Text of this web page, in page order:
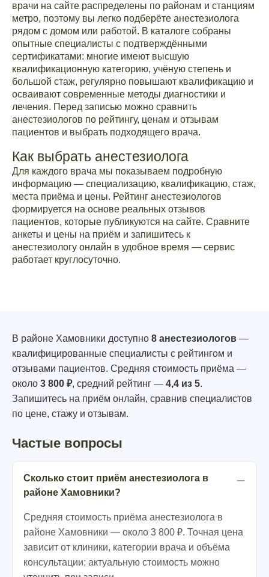
врачи на сайте распределены по районам и станциям
метро, поэтому вы легко подберёте анестезиолога
рядом с домом или работой. В каталоге собраны
опытные специалисты с подтверждёнными
сертификатами: многие имеют высшую
квалификационную категорию, учёную степень и
большой стаж, регулярно повышают квалификацию и
осваивают современные методы диагностики и
лечения. Перед записью можно сравнить
анестезиологов по рейтингу, ценам и отзывам
пациентов и выбрать подходящего врача.
Как выбрать анестезиолога
Для каждого врача мы показываем подробную
информацию — специализацию, квалификацию, стаж,
места приёма и цены. Рейтинг анестезиологов
формируется на основе реальных отзывов
пациентов, которые публикуются на сайте. Сравните
анкеты и цены на приём и запишитесь к
анестезиологу онлайн в удобное время — сервис
работает круглосуточно.
В районе Хамовники доступно 8 анестезиологов —
квалифицированные специалисты с рейтингом и
отзывами пациентов. Средняя стоимость приёма —
около 3 800 ₽, средний рейтинг — 4,4 из 5.
Запишитесь на приём онлайн, сравнив специалистов
по цене, стажу и отзывам.
Частые вопросы
Сколько стоит приём анестезиолога в
районе Хамовники?
Средняя стоимость приёма анестезиолога в
районе Хамовники — около 3 800 ₽. Точная цена
зависит от клиники, категории врача и объёма
консультации; актуальную стоимость можно